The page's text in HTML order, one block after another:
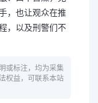
，也让观众在推
，以及刑警们不
或标注，均为采集
权益，可联系本站